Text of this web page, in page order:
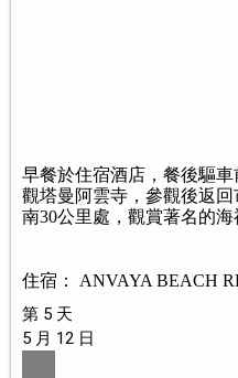
早餐於住宿酒店，餐後驅
觀塔曼阿雲寺，參觀後返
南30公里處，觀賞著名的海
住宿： ANVAYA BEACH
第 5 天
5 月 12 日